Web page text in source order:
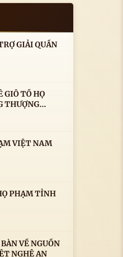
GIỖ TỔ HỌ
THƯỢNG
CÀ MAU- (
VIỆT NAM
PHẠM TỈNH
VỀ NGUỒN
NGHỆ AN